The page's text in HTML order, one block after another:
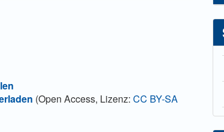
(Open Access, Lizenz:CC BY-SA